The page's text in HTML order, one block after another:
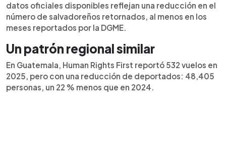
datos oficiales disponibles reflejan una reducción en el
número de salvadoreños retornados, al menos en los
meses reportados por la DGME.
Un patrón regional similar
En Guatemala, Human Rights First reportó 532 vuelos en
2025, pero con una reducción de deportados: 48,405
personas, un 22 % menos que en 2024.